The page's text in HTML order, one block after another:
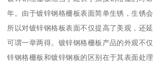
年。由于镀锌钢格栅板表面简单生锈，生锈
所以对镀锌钢格板表面不仅提高了美观，还
可谓一举两得。镀锌钢格栅板产品的外观不
锌钢格栅板和镀锌钢板的区别在于其表面处